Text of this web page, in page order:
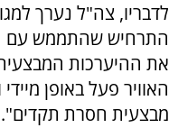
לדבריו, צה"ל נערך
התרחיש שהתממש עם
את ההיערכות
האוויר פעל באופן
מבצעית חסרת תקדים".